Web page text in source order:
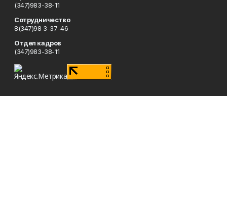
(347)983-38-11
Сотрудничество
8(347)98 3-37-46
Отдел кадров
(347)983-38-11